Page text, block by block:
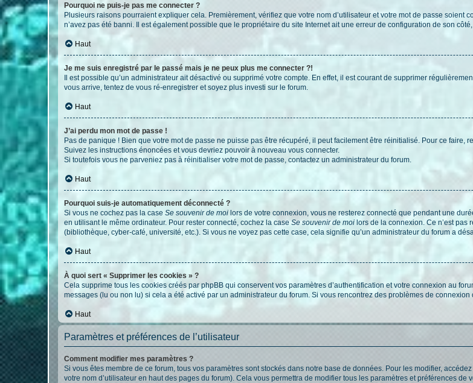
Pourquoi ne puis-je pas me connecter ?
Plusieurs raisons pourraient expliquer cela. Premièrement, vérifiez que votre nom d’utilisateur et votre mot de passe soient
n’avez pas été banni. Il est également possible que le propriétaire du site Internet ait une erreur de configuration de son côté,
Haut
Je me suis enregistré par le passé mais je ne peux plus me connecter ?!
Il est possible qu’un administrateur ait désactivé ou supprimé votre compte. En effet, il est courant de supprimer
vous arrive, tentez de vous ré-enregistrer et soyez plus investi sur le forum.
Haut
J’ai perdu mon mot de passe !
Pas de panique ! Bien que votre mot de passe ne puisse pas être récupéré, il peut facilement être réinitialisé. Pour ce faire,
Suivez les instructions énoncées et vous devriez pouvoir à nouveau vous connecter.
Si toutefois vous ne parveniez pas à réinitialiser votre mot de passe, contactez un administrateur du forum.
Haut
Pourquoi suis-je automatiquement déconnecté ?
Si vous ne cochez pas la case Se souvenir de moi lors de votre connexion, vous ne resterez connecté que pendant une
en utilisant le même ordinateur. Pour rester connecté, cochez la caseSe souvenir de moi lors de la connexion. Ce n’est
(bibliothèque, cyber-café, université, etc.). Si vous ne voyez pas cette case, cela signifie qu’un administrateur du forum a
Haut
À quoi sert « Supprimer les cookies » ?
Cela supprime tous les cookies créés par phpBB qui conservent vos paramètres d’authentification et votre connexion au
messages (lu ou non lu) si cela a été activé par un administrateur du forum. Si vous rencontrez des problèmes de
Haut
Paramètres et préférences de l’utilisateur
Comment modifier mes paramètres ?
Si vous êtes membre de ce forum, tous vos paramètres sont stockés dans notre base de données. Pour les modifier, accédez
votre nom d’utilisateur en haut des pages du forum). Cela vous permettra de modifier tous les paramètres et préférences de